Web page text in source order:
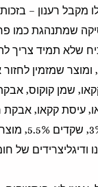
מקבל רענון –
שמתנהגת כמו
שלא תמיד צריך
שמזמין לחזור
שמן קוקוס,
חלב רזה
ודיגליצרידים של